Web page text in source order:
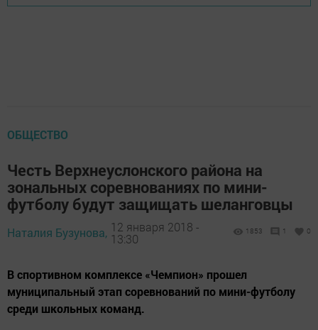
ОБЩЕСТВО
Честь Верхнеуслонского района на
зональных соревнованиях по мини-
футболу будут защищать шеланговцы
Наталия Бузунова, 12 января 2018 -
13:30
1853 1 0
В спортивном комплексе «Чемпион» прошел
муниципальный этап соревнований по мини-футболу
среди школьных команд.